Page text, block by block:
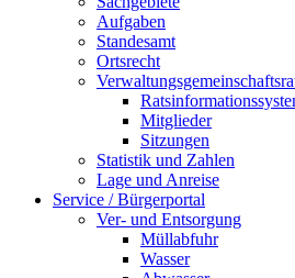
Aufgaben
Standesamt
Ortsrecht
Mitglieder
Sitzungen
Statistik und Zahlen
Lage und Anreise
Service / Bürgerportal
Ver- und Entsorgung
Müllabfuhr
Wasser